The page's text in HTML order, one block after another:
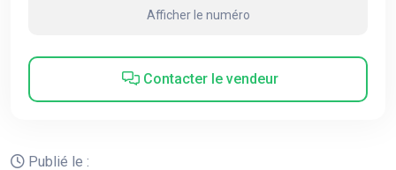
Afficher le numéro
Contacter le vendeur
Publié le :